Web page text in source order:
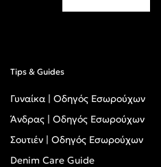
Tips & Guides
Γυναίκα | Οδηγός Εσωρούχων
Άνδρας | Οδηγός Εσωρούχων
Σουτιέν | Οδηγός Εσωρούχων
Denim Care Guide